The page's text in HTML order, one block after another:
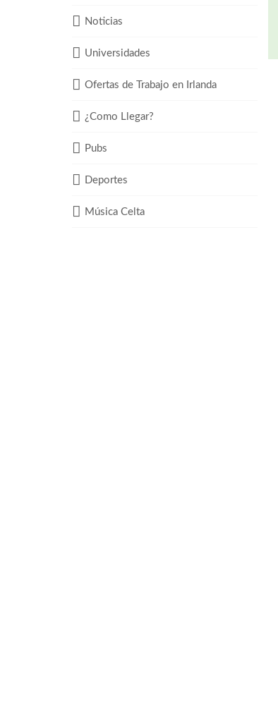
Noticias
Universidades
Ofertas de Trabajo en Irlanda
¿Como Llegar?
Pubs
Deportes
Música Celta